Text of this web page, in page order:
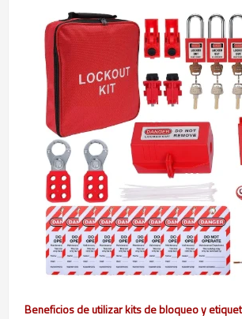
Beneficios de utilizar kits de bloqueo y